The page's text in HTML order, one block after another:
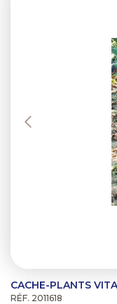
CACHE-PLANTS
RÉF. 2011618